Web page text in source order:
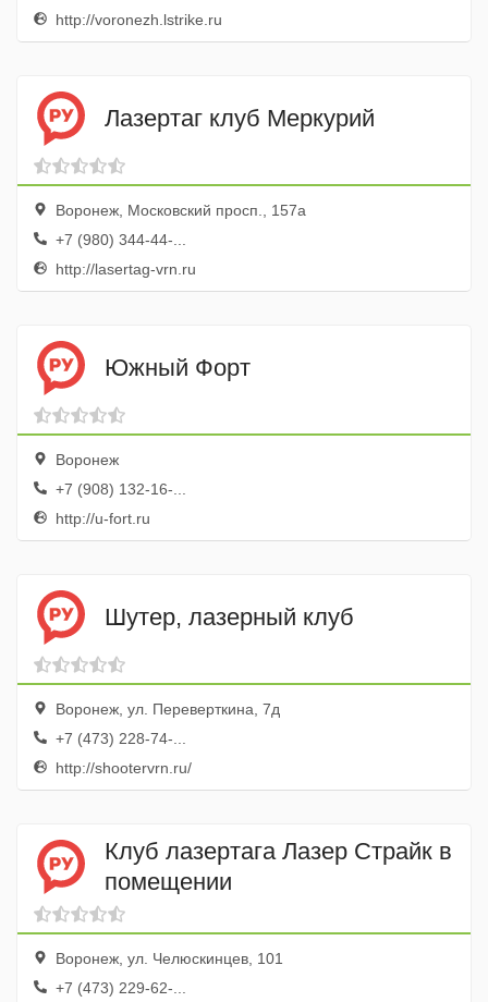
http://voronezh.lstrike.ru
Лазертаг клуб Меркурий
Воронеж, Московский просп., 157а
+7 (980) 344-44-...
http://lasertag-vrn.ru
Южный Форт
Воронеж
+7 (908) 132-16-...
http://u-fort.ru
Шутер, лазерный клуб
Воронеж, ул. Переверткина, 7д
+7 (473) 228-74-...
http://shootervrn.ru/
Клуб лазертага Лазер Страйк в
помещении
Воронеж, ул. Челюскинцев, 101
+7 (473) 229-62-...